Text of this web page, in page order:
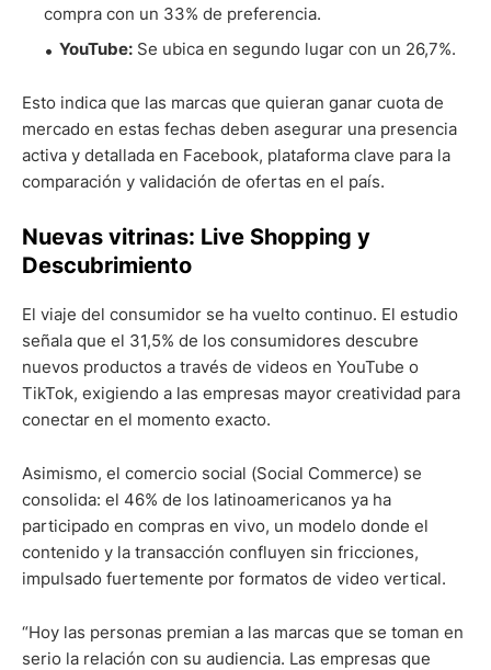
compra con un 33% de preferencia.
YouTube: Se ubica en segundo lugar con un 26,7%.
Esto indica que las marcas que quieran ganar cuota de
mercado en estas fechas deben asegurar una presencia
activa y detallada en Facebook, plataforma clave para la
comparación y validación de ofertas en el país.
Nuevas vitrinas: Live Shopping y
Descubrimiento
El viaje del consumidor se ha vuelto continuo. El estudio
señala que el 31,5% de los consumidores descubre
nuevos productos a través de videos en YouTube o
TikTok, exigiendo a las empresas mayor creatividad para
conectar en el momento exacto.
Asimismo, el comercio social (Social Commerce) se
consolida: el 46% de los latinoamericanos ya ha
participado en compras en vivo, un modelo donde el
contenido y la transacción confluyen sin fricciones,
impulsado fuertemente por formatos de video vertical.
“Hoy las personas premian a las marcas que se toman en
serio la relación con su audiencia. Las empresas que